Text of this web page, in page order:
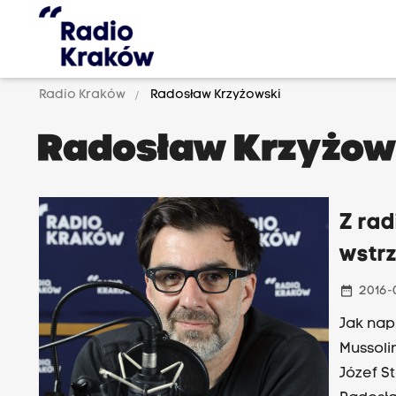
Radio Kraków Radosław Krzyżowski
Radosław
Z
date_range
Jak
Józef